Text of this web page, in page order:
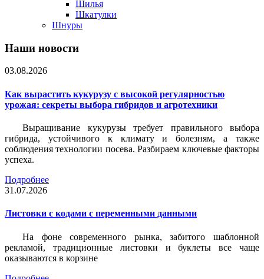
Шилья
Шкатулки
Шнуры
Наши новости
03.08.2026
Как вырастить кукурузу с высокой регулярностью
урожая: секреты выбора гибридов и агротехники
Выращивание кукурузы требует правильного выбора
гибрида, устойчивого к климату и болезням, а также
соблюдения технологии посева. Разбираем ключевые факторы
успеха.
Подробнее
31.07.2026
Листовки c кодами с переменными данными
На фоне современного рынка, забитого шаблонной
рекламой, традиционные листовки и буклеты все чаще
оказываются в корзине